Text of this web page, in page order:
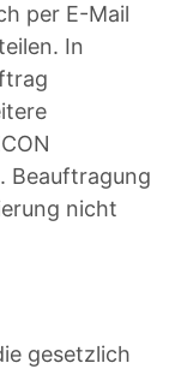
per E-Mail
In
Beauftragung
nicht
gesetzlich